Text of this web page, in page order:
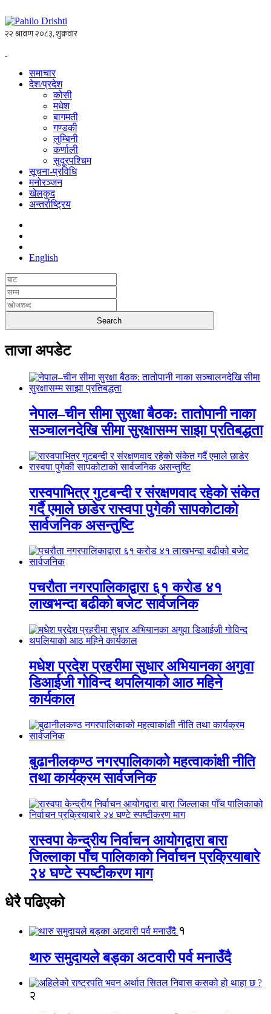
समाचार
देश/प्रदेश
कोसी
मधेश
बागमती
गण्डकी
लुम्बिनी
कर्णाली
सुदूरपश्चिम
सूचना-प्रविधि
मनोरञ्जन
खेलकुद
अन्तर्राष्ट्रिय
English
ताजा अपडेट
नेपाल–चीन सीमा सुरक्षा बैठक: तातोपानी नाका
सञ्चालनदेखि सीमा सुरक्षासम्म साझा प्रतिबद्धता
रास्वपाभित्र गुटबन्दी र संरक्षणवाद रहेको संकेत
गर्दै एमाले छाडेर रास्वपा पुगेकी सापकोटाको
सार्वजनिक असन्तुष्टि
पचरौता नगरपालिकाद्वारा ६१ करोड ४१
लाखभन्दा बढीको बजेट सार्वजनिक
मधेश प्रदेश प्रहरीमा सुधार अभियानका अगुवा
डिआईजी गोविन्द थपलियाको आठ महिने
कार्यकाल
बुढानीलकण्ठ नगरपालिकाको महत्वाकांक्षी नीति
तथा कार्यक्रम सार्वजनिक
रास्वपा केन्द्रीय निर्वाचन आयोगद्वारा बारा
जिल्लाका पाँच पालिकाको निर्वाचन प्रक्रियाबारे
२४ घण्टे स्पष्टीकरण माग
धेरै पढिएको
१
थारु समुदायले बड्का अटवारी पर्व मनाउँदै
२